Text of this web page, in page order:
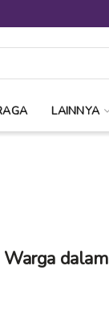
LAINNYA
dalam